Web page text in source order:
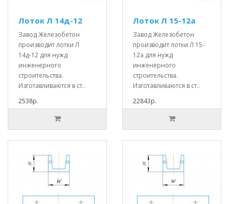
Лоток Л 14д-12
Завод Железобетон
производит лотки Л
14д-12 для нужд
инженерного
строительства.
Изготавливаются в ст..
2538р.
Лоток Л 15-12а
Завод Железобетон
производит лотки Л 15-
12а для нужд
инженерного
строительства.
Изготавливаются в ст..
22843р.